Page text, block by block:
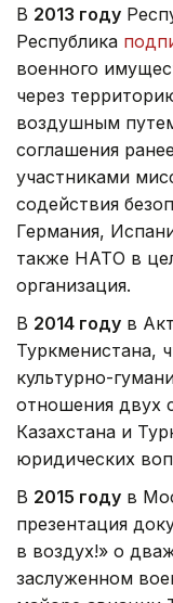
В 2013 году
Республика
военного
через
воздушным
соглашения
участниками
содействия
Германия,
также НАТО в
организация.
В 2014 году в
Туркменистана,
культурно-
отношения двух
Казахстана и
юридических
В 2015 году в
презентация
в воздух!» о
заслуженном